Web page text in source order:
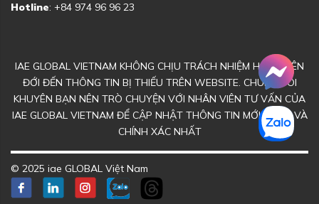
Hotline: +84 974 96 96 23
IAE GLOBAL VIETNAM KHÔNG CHỊU TRÁCH NHIỆM HOẶC LIÊN
ĐỚI ĐẾN THÔNG TIN BỊ THIẾU TRÊN WEBSITE. CHÚNG TÔI
KHUYÊN BẠN NÊN TRÒ CHUYỆN VỚI NHÂN VIÊN TƯ VẤN CỦA
IAE GLOBAL VIETNAM ĐỂ CẬP NHẬT THÔNG TIN MỚI NHẤT VÀ
CHÍNH XÁC NHẤT
© 2025 iae GLOBAL Việt Nam